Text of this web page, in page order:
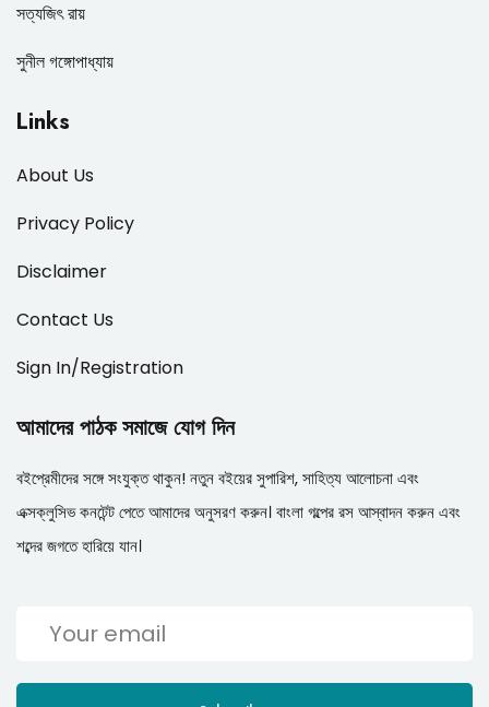
সত্যজিৎ রায়
সুনীল গঙ্গোপাধ্যায়
Links
About Us
Privacy Policy
Disclaimer
Contact Us
Sign In/Registration
আমাদের পাঠক সমাজে যোগ দিন
বইপ্রেমীদের সঙ্গে সংযুক্ত থাকুন! নতুন বইয়ের সুপারিশ, সাহিত্য আলোচনা এবং
এক্সক্লুসিভ কনটেন্ট পেতে আমাদের অনুসরণ করুন। বাংলা গল্পের রস আস্বাদন করুন এবং
শব্দের জগতে হারিয়ে যান।